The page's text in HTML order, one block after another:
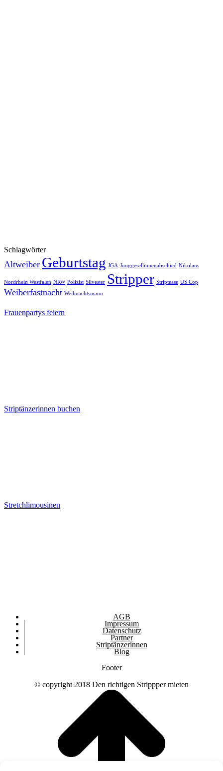
Schlagwörter
Altweiber Geburtstag JGA Junggesellinnenabschied Nikolaus
Nordrhein Westfalen NRW Polizist Silvester Stripper Striptease US Cop
Weiberfastnacht Weihnachtsmann
Frauenpartys feiern
Striptänzerinnen buchen
Stretchlimousinen
AGB
Impressum
Datenschutz
Partner
Striptänzerinnen
Blog
Footer
© copyright 2018 Den richtigen Strippper mieten